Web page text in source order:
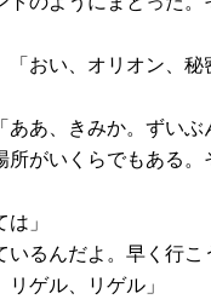
おい、オリオン、
あ、きみか。ずいぶ
所がいくらでもある
」
るんだよ。早く行こ
ゲル、リゲル」